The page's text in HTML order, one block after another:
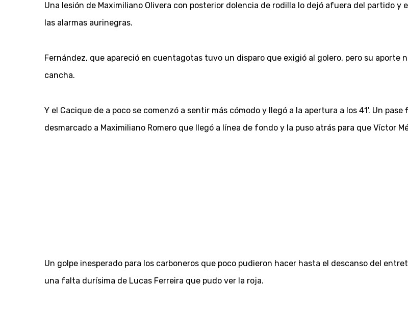
Una lesión de Maximiliano Olivera con posterior dolencia de rodilla lo dejó afuera del partido
las alarmas aurinegras.
Fernández, que apareció en cuentagotas tuvo un disparo que exigió al golero, pero su aporte
cancha.
Y el Cacique de a poco se comenzó a sentir más cómodo y llegó a la apertura a los 41'. Un
desmarcado a Maximiliano Romero que llegó a línea de fondo y la puso atrás para que Víctor
Un golpe inesperado para los carboneros que poco pudieron hacer hasta el descanso del
una falta durísima de Lucas Ferreira que pudo ver la roja.